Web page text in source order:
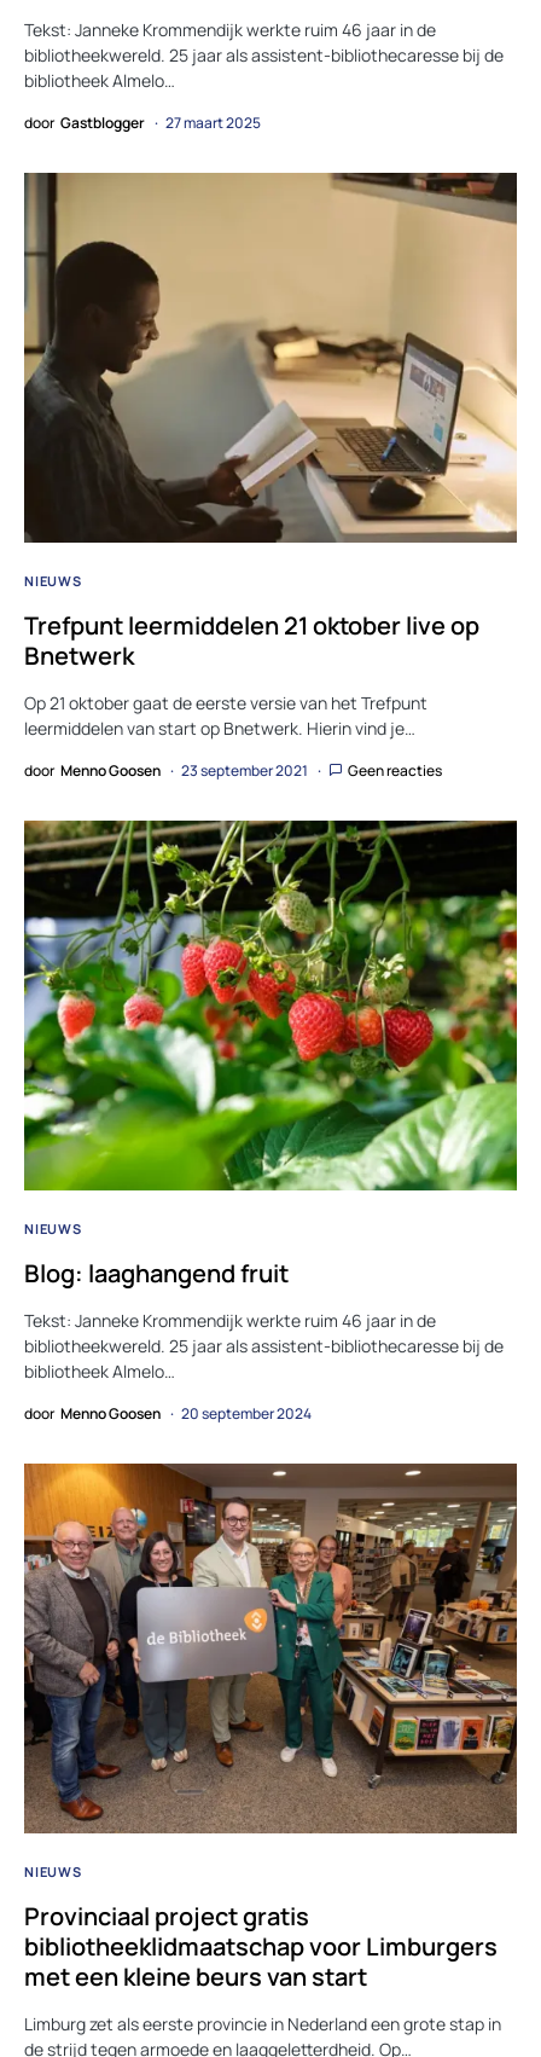
Tekst: Janneke Krommendijk werkte ruim 46 jaar in de
bibliotheekwereld. 25 jaar als assistent-bibliothecaresse bij de
bibliotheek Almelo…
door Gastblogger 27 maart 2025
NIEUWS
Trefpunt leermiddelen 21 oktober live op
Bnetwerk
Op 21 oktober gaat de eerste versie van het Trefpunt
leermiddelen van start op Bnetwerk. Hierin vind je…
door Menno Goosen 23 september 2021 Geen reacties
NIEUWS
Blog: laaghangend fruit
Tekst: Janneke Krommendijk werkte ruim 46 jaar in de
bibliotheekwereld. 25 jaar als assistent-bibliothecaresse bij de
bibliotheek Almelo…
door Menno Goosen 20 september 2024
NIEUWS
Provinciaal project gratis
bibliotheeklidmaatschap voor Limburgers
met een kleine beurs van start
Limburg zet als eerste provincie in Nederland een grote stap in
de strijd tegen armoede en laaggeletterdheid. Op…